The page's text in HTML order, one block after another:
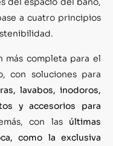
a cuatro principios
más completa para el
con soluciones para
lavabos, inodoros,
y accesorios para
con las últimas
como la exclusiva